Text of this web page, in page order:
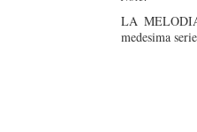
LA
medesima